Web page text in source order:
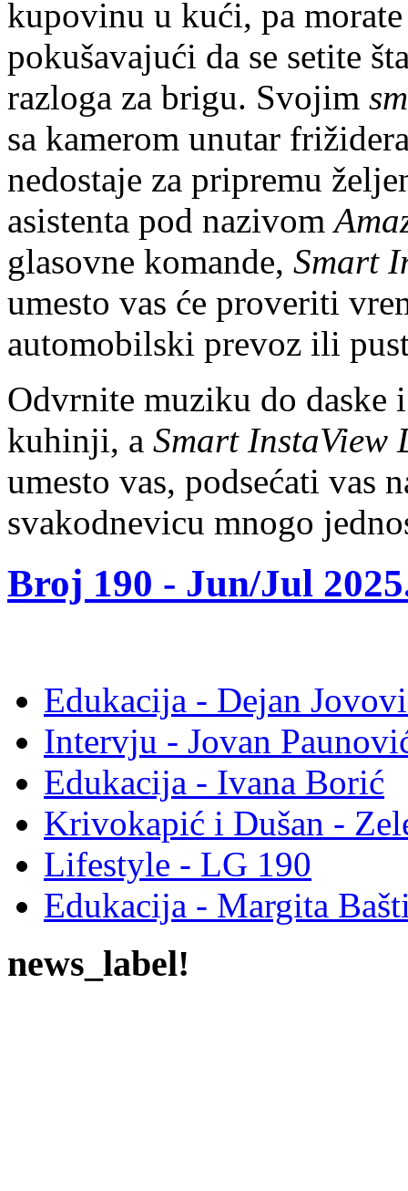
kupovinu u kući, pa
pokušavajući da se setite
razloga za brigu. Svojim
sa kamerom unutar
nedostaje za pripremu
asistenta pod nazivom
glasovne komande, Smart
umesto vas će proveriti
automobilski prevoz ili
Odvrnite muziku do daske
kuhinji, a Smart
umesto vas, podsećati vas
svakodnevicu mnogo
Broj 190 - Jun/Jul
Edukacija - Dejan
Intervju - Jovan
Edukacija - Ivana Borić
Krivokapić i Dušan -
Lifestyle - LG 190
Edukacija - Margita
news_label!